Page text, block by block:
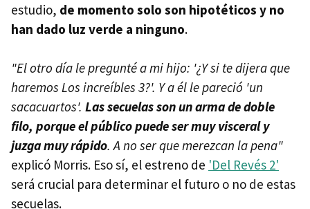
estudio, de momento solo son hipotéticos y no
han dado luz verde a ninguno.
"El otro día le pregunté a mi hijo: '¿Y si te dijera que
haremos Los increíbles 3?'. Y a él le pareció 'un
sacacuartos'. Las secuelas son un arma de doble
filo, porque el público puede ser muy visceral y
juzga muy rápido. A no ser que merezcan la pena"
explicó Morris. Eso sí, el estreno de 'Del Revés 2'
será crucial para determinar el futuro o no de estas
secuelas.